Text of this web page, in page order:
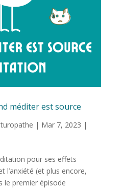
méditer est source
| Mar 7, 2023 |
pour ses effets
l’anxiété (et plus encore,
le premier épisode